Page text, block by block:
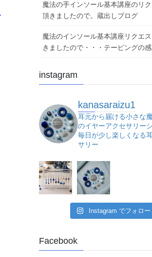
魔法の手インソール基本講座のリ
頂きましたので。蔵出しブログ
魔法のインソール基本講座リクエ
きましたので・・・テーピングの
instagram
kanasaraizu1
耳元から届ける小さな
のイヤーアクセサリー
毎日が少し楽しくなる
サリー
Instagram でフォロー
Facebook